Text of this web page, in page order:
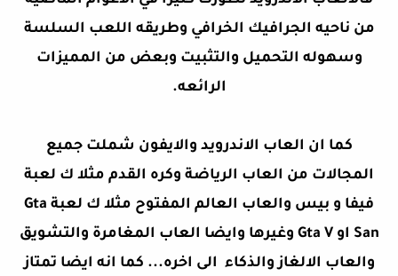
من ناحيه الجرافيك الخرافي وطريقه اللعب السلسة
وسهوله التحميل والتثبيت وبعض من المميزات
الرائعه.
كما ان العاب الاندرويد والايفون شملت جميع
المجالات من العاب الرياضة وكره القدم مثلا ك لعبة
فيفا و بيس والعاب العالم المفتوح مثلا ك لعبة Gta
San او Gta V وغيرها وايضا العاب المغامرة والتشويق
والعاب الالغاز والذكاء الى اخره... كما انه ايضا تمتاز